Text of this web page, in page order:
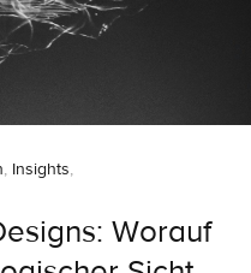
, Insights,
Worauf